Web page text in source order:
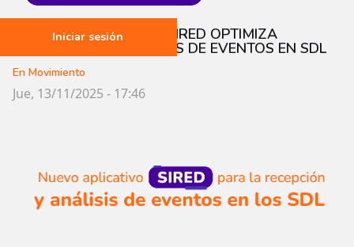
Pasar al contenido principal
Iniciar sesión
NUEVO APLICATIVO SIRED OPTIMIZA
RECEPCIÓN Y ANÁLISIS DE EVENTOS EN SDL
En Movimiento
Jue, 13/11/2025 - 17:46